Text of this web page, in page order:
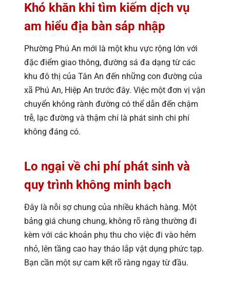
Khó khăn khi tìm kiếm dịch vụ
am hiểu địa bàn sáp nhập
Phường Phú An mới là một khu vực rộng lớn với
đặc điểm giao thông, đường sá đa dạng từ các
khu đô thị của Tân An đến những con đường của
xã Phú An, Hiệp An trước đây. Việc một đơn vị vận
chuyển không rành đường có thể dẫn đến chậm
trễ, lạc đường và thậm chí là phát sinh chi phí
không đáng có.
Lo ngại về chi phí phát sinh và
quy trình không minh bạch
Đây là nỗi sợ chung của nhiều khách hàng. Một
bảng giá chung chung, không rõ ràng thường đi
kèm với các khoản phụ thu cho việc đi vào hẻm
nhỏ, lên tầng cao hay tháo lắp vật dụng phức tạp.
Bạn cần một sự cam kết rõ ràng ngay từ đầu.